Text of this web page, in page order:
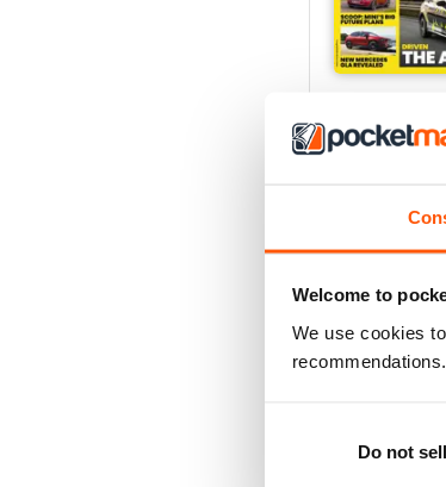
Welcome to
We use cookies
recommendations.
Do not
12 Months per